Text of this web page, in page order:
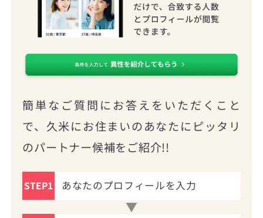
簡単なご質問にお答えをいただくこと
で、久米にお住まいのあなたにピッタリ
のパートナー候補をご紹介!!
STEP1 あなたのプロフィールを入力